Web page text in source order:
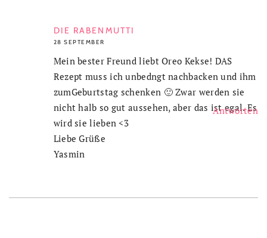
DIE RABENMUTTI
28 SEPTEMBER
Mein bester Freund liebt Oreo Kekse! DAS
Rezept muss ich unbedngt nachbacken und ihm
zumGeburtstag schenken 🙂 Zwar werden sie
nicht halb so gut aussehen, aber das ist egal. Es
wird sie lieben <3
Liebe Grüße
Yasmin
Antworten